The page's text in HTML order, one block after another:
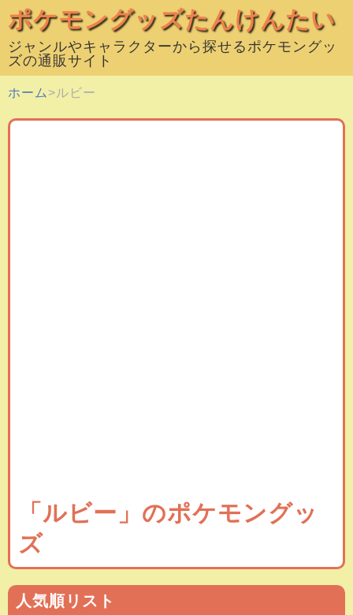
ポケモングッズたんけんたい
ジャンルやキャラクターから探せるポケモングッ
ズの通販サイト
ホーム ルビー
「ルビー」のポケモングッ
ズ
人気順リスト